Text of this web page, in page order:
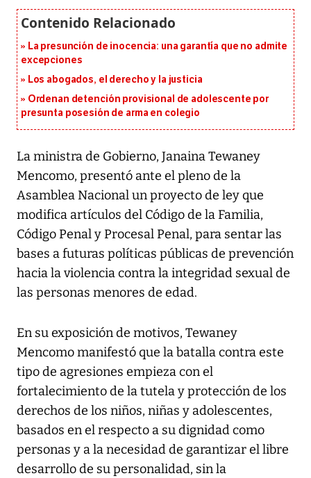
La presunción de inocencia: una garantía que no admite
excepciones
Los abogados, el derecho y la justicia
Ordenan detención provisional de adolescente por
presunta posesión de arma en colegio
La ministra de Gobierno, Janaina Tewaney
Mencomo, presentó ante el pleno de la
Asamblea Nacional un proyecto de ley que
modifica artículos del Código de la Familia,
Código Penal y Procesal Penal, para sentar las
bases a futuras políticas públicas de prevención
hacia la violencia contra la integridad sexual de
las personas menores de edad.
En su exposición de motivos, Tewaney
Mencomo manifestó que la batalla contra este
tipo de agresiones empieza con el
fortalecimiento de la tutela y protección de los
derechos de los niños, niñas y adolescentes,
basados en el respecto a su dignidad como
personas y a la necesidad de garantizar el libre
desarrollo de su personalidad, sin la